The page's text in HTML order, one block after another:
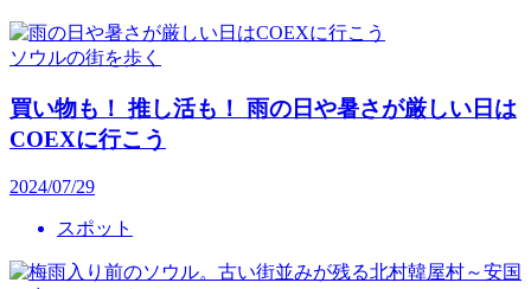
ソウルの街を歩く
買い物も！ 推し活も！ 雨の日や暑さが厳しい日は
COEXに行こう
2024/07/29
スポット